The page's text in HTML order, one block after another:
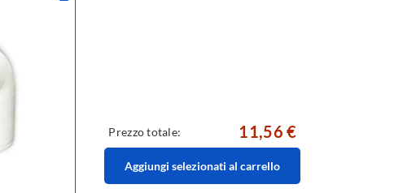
Prezzo totale: 11,56 €
Aggiungi selezionati al carrello